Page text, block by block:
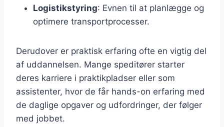
Logistikstyring: Evnen til at planlægge og
optimere transportprocesser.
Derudover er praktisk erfaring ofte en vigtig del
af uddannelsen. Mange speditører starter
deres karriere i praktikpladser eller som
assistenter, hvor de får hands-on erfaring med
de daglige opgaver og udfordringer, der følger
med jobbet.